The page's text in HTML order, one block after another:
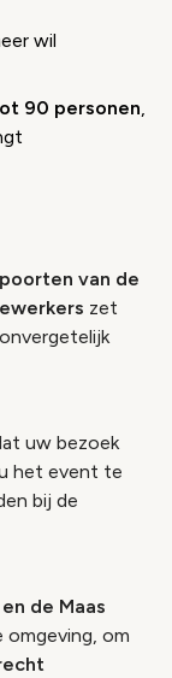
wil
90 personen,
van de
zet
uw bezoek
het event te
bij de
de Maas
om